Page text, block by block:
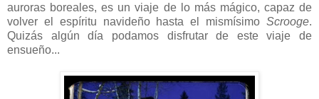
auroras boreales, es un viaje de lo más mágico, capaz de
volver el espíritu navideño hasta el mismísimo Scrooge.
Quizás algún día podamos disfrutar de este viaje de
ensueño...